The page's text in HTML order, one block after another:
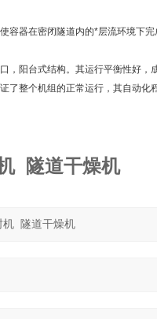
容器在密闭隧道内的*层流环境下
，阳台式结构。其运行平衡性好，
了整个机组的正常运行，其自动
隧道干燥机